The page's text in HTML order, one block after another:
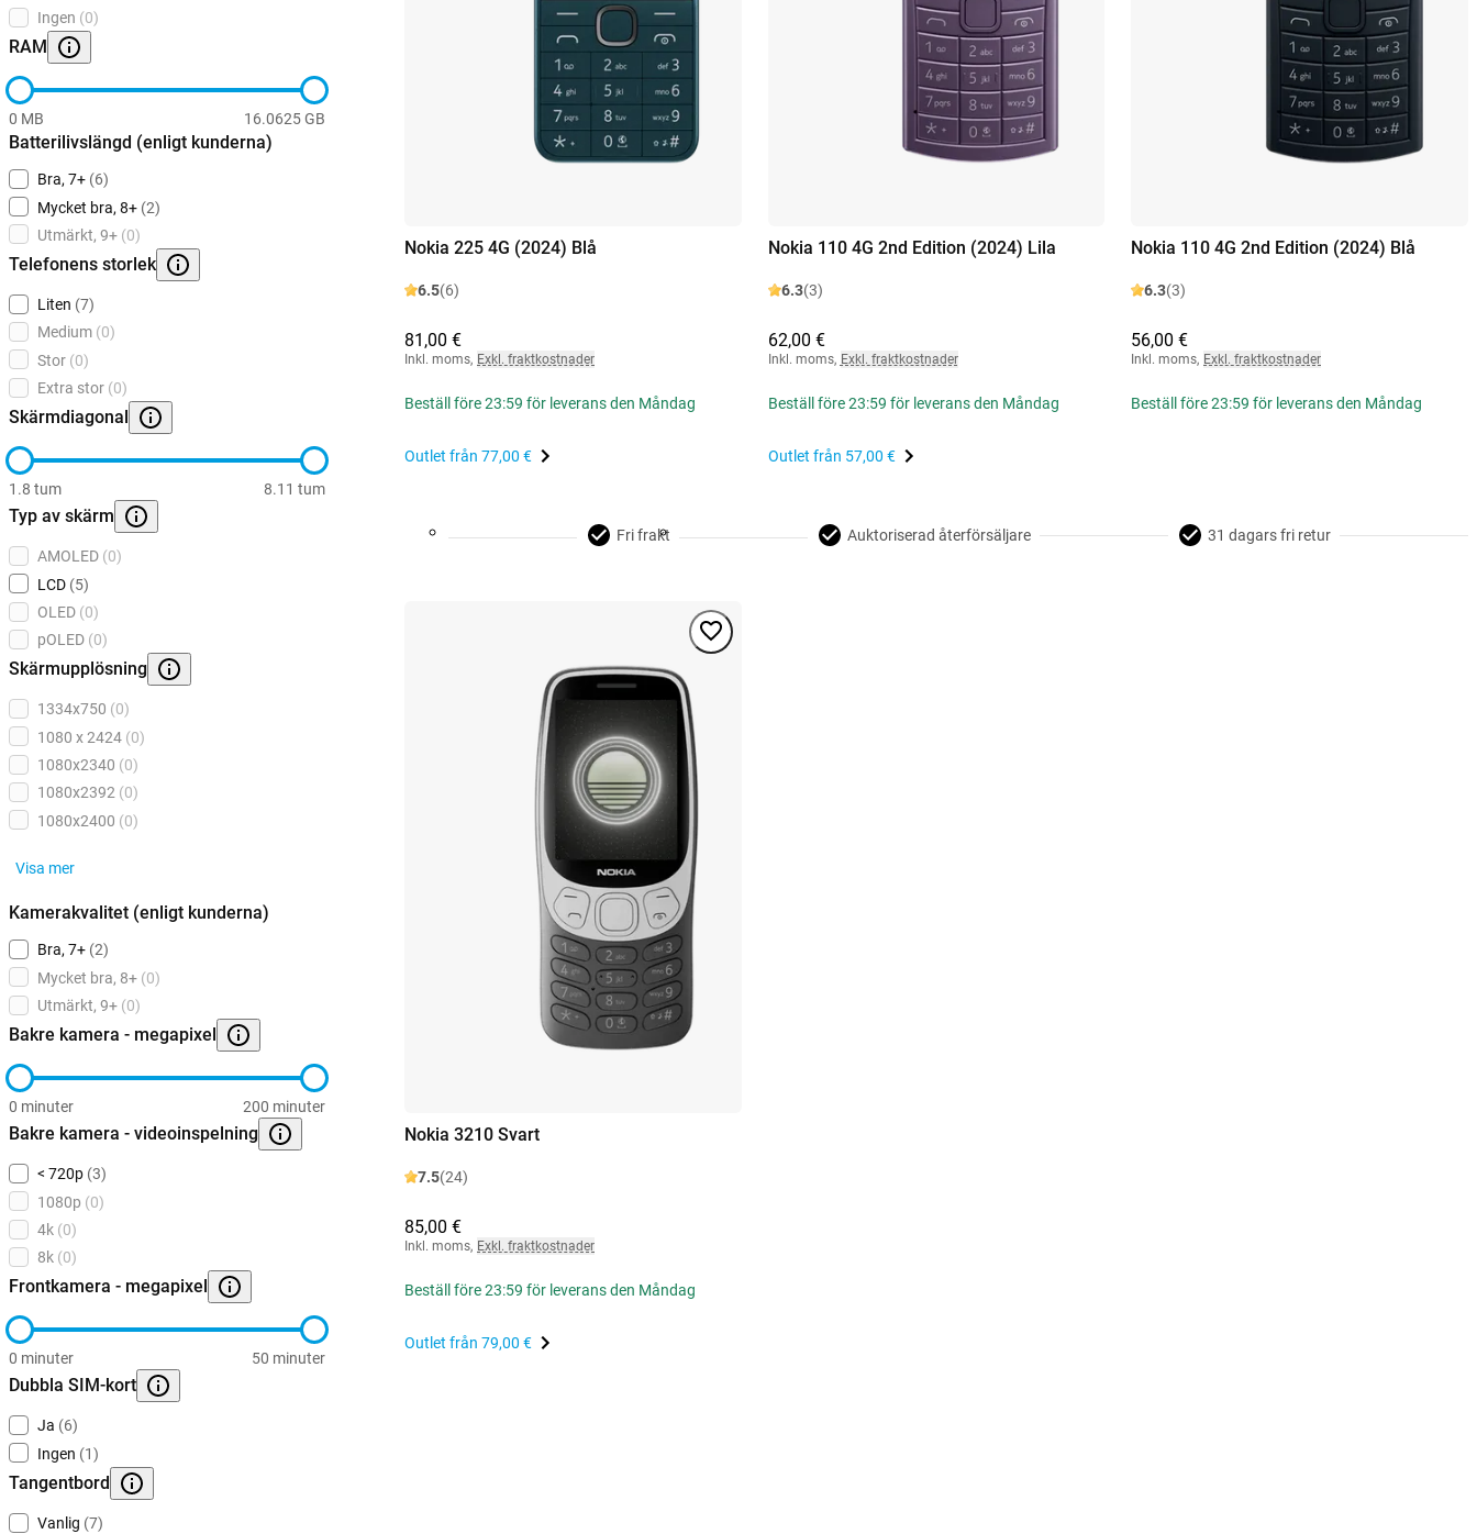
Ingen (0)
RAM
0 MB 16.0625 GB
Batterilivslängd (enligt kunderna)
Bra, 7+ (6)
Mycket bra, 8+ (2)
Utmärkt, 9+ (0)
Telefonens storlek
Liten (7)
Medium (0)
Stor (0)
Extra stor (0)
Skärmdiagonal
1.8 tum 8.11 tum
Typ av skärm
AMOLED (0)
LCD (5)
OLED (0)
pOLED (0)
Skärmupplösning
1334x750 (0)
1080 x 2424 (0)
1080x2340 (0)
1080x2392 (0)
1080x2400 (0)
Visa mer
Kamerakvalitet (enligt kunderna)
Bra, 7+ (2)
Mycket bra, 8+ (0)
Utmärkt, 9+ (0)
Bakre kamera - megapixel
0 minuter 200 minuter
Bakre kamera - videoinspelning
< 720p (3)
1080p (0)
4k (0)
8k (0)
Frontkamera - megapixel
0 minuter 50 minuter
Dubbla SIM-kort
Ja (6)
Ingen (1)
Tangentbord
Vanlig (7)
Nokia 225 4G (2024) Blå
6.5(6)
81,00 €
Inkl. moms, Exkl. fraktkostnader
Beställ före 23:59 för leverans den Måndag
Outlet från 77,00 €
Nokia 110 4G 2nd Edition (2024) Lila
6.3(3)
62,00 €
Inkl. moms, Exkl. fraktkostnader
Beställ före 23:59 för leverans den Måndag
Outlet från 57,00 €
Nokia 110 4G 2nd Edition (2024) Blå
6.3(3)
56,00 €
Inkl. moms, Exkl. fraktkostnader
Beställ före 23:59 för leverans den Måndag
Fri frakt Auktoriserad återförsäljare 31 dagars fri retur
Nokia 3210 Svart
7.5(24)
85,00 €
Inkl. moms, Exkl. fraktkostnader
Beställ före 23:59 för leverans den Måndag
Outlet från 79,00 €